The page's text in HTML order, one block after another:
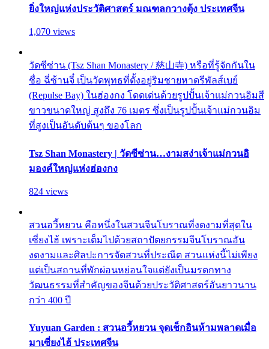
ยิ่งใหญ่แห่งประวัติศาสตร์ มณฑลกวางตุ้ง ประเทศจีน
1,070 views
วัดซีซ่าน (Tsz Shan Monastery / 慈山寺) หรือที่รู้จักกันใน
ชื่อ ฉี่ซ้านจี๋ เป็นวัดพุทธที่ตั้งอยู่ริมชายหาดรีพัลส์เบย์
(Repulse Bay) ในฮ่องกง โดดเด่นด้วยรูปปั้นเจ้าแม่กวนอิมสี
ขาวขนาดใหญ่ สูงถึง 76 เมตร ซึ่งเป็นรูปปั้นเจ้าแม่กวนอิม
ที่สูงเป็นอันดับต้นๆ ของโลก
Tsz Shan Monastery | วัดซีซ่าน…งามสง่าเจ้าแม่กวนอิ
มองค์ใหญ่แห่งฮ่องกง
824 views
สวนอวี้หยวน คือหนึ่งในสวนจีนโบราณที่งดงามที่สุดใน
เซี่ยงไฮ้ เพราะเต็มไปด้วยสถาปัตยกรรมจีนโบราณอัน
งดงามและศิลปะการจัดสวนที่ประณีต สวนแห่งนี้ไม่เพียง
แต่เป็นสถานที่พักผ่อนหย่อนใจแต่ยังเป็นมรดกทาง
วัฒนธรรมที่สำคัญของจีนด้วยประวัติศาสตร์อันยาวนาน
กว่า 400 ปี
Yuyuan Garden : สวนอวี้หยวน จุดเช็กอินห้ามพลาดเมื่อ
มาเซี่ยงไฮ้ ประเทศจีน